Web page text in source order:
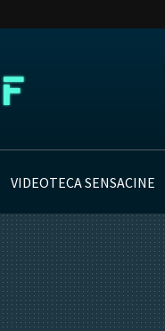
VIDEOTECA SENSACINE